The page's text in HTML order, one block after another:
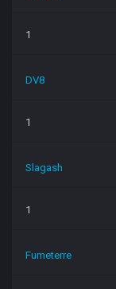
1
DV8
1
Slagash
1
Fumeterre